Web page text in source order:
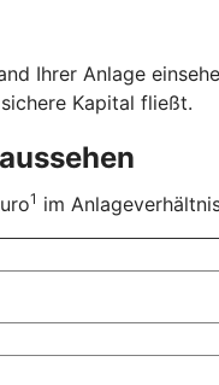
Ihrer Anlage
Kapital fließt.
1 im